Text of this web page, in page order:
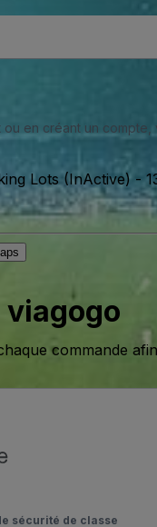
ou en créant un
Lots (InActive) -
commande
sécurité de classe